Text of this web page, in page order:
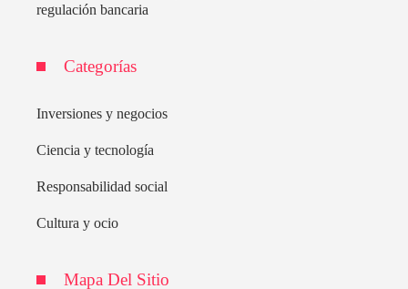
regulación bancaria
Categorías
Inversiones y negocios
Ciencia y tecnología
Responsabilidad social
Cultura y ocio
Mapa Del Sitio